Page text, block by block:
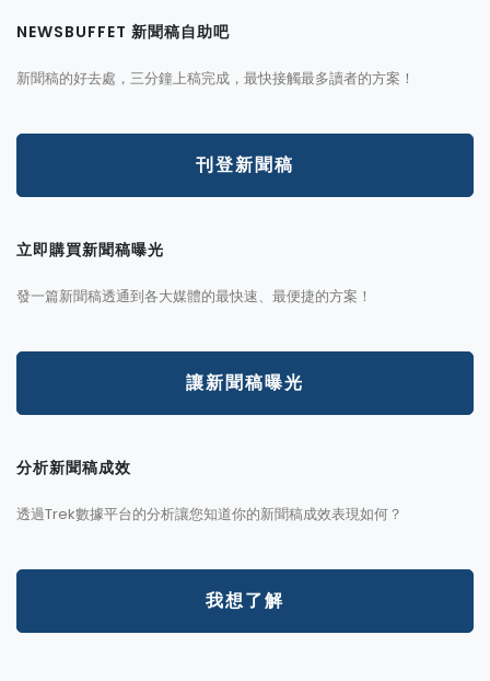
NEWSBUFFET 新聞稿自助吧
新聞稿的好去處，三分鐘上稿完成，最快接觸最多讀者的方案！
刊登新聞稿
立即購買新聞稿曝光
發一篇新聞稿透通到各大媒體的最快速、最便捷的方案！
讓新聞稿曝光
分析新聞稿成效
透過Trek數據平台的分析讓您知道你的新聞稿成效表現如何？
我想了解